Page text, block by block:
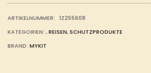
ARTIKELNUMMER: 1Z255608
KATEGORIEN: ,REISEN,SCHUTZPRODUKTE
BRAND: MYKIT